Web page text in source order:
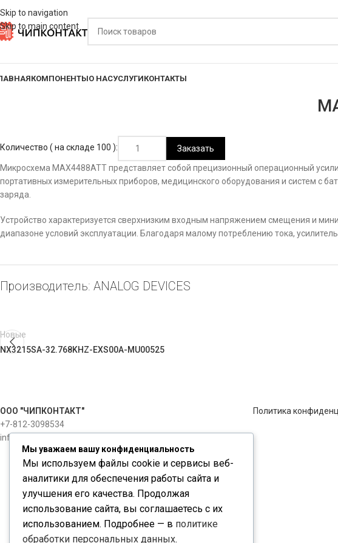
Skip to navigation
Skip to main content
КОМПОНЕНТЫО НАСУСЛУГИКОНТАКТЫ
Количество ( на складе 100 ):
Заказать
Микросхема MAX4488ATT представляет собой прецизионный операционный
портативных измерительных приборов, медицинского оборудования и систем с
заряда.
Устройство характеризуется сверхнизким входным напряжением смещения и
диапазоне условий эксплуатации. Благодаря малому потреблению тока,
Производитель: ANALOG DEVICES
Новые
NX3215SA-32.768KHZ-EXS00A-MU00525
ООО "ЧИПКОНТАКТ"
+7-812-3098534
info@chipcontact.ru
Политика
Мы уважаем вашу конфиденциальность
Мы используем файлы cookie и сервисы веб-
аналитики для обеспечения работы сайта и
улучшения его качества. Продолжая
использование сайта, вы соглашаетесь с их
использованием. Подробнее — в политике
обработки персональных данных.